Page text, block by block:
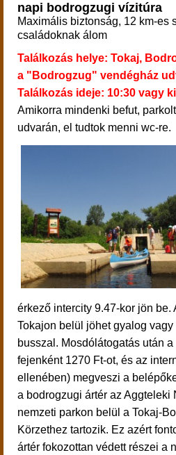
napi bodrogzugi vízitúra
Maximális biztonság, 12 km-es
családoknak álom
Találkozás helye: Tokaj,
a "Bodrogzug" vendégház
Találkozás ideje: 10:30 vagy
Amikorra mindenki befut,
udvarán, el tudtok menni wc-re.
érkező intercity 9.47-kor jön be.
Tokajon belül jöhet gyalog vagy
busszal. Mosdólátogatás után
fejenként 1270 Ft-ot, és az
ellenében) megveszi a
a bodrogzugi ártér az Aggteleki
nemzeti parkon belül a Tokaj-
Körzethez tartozik. Ez azért
ártér fokozottan védett részei a